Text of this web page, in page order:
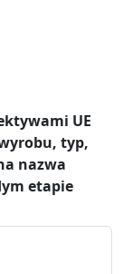
UE
typ,
nazwa
etapie